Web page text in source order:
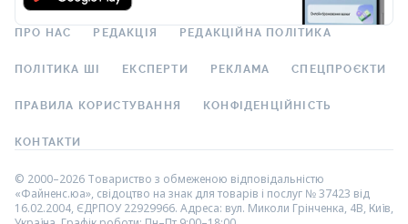
ПРО НАС РЕДАКЦІЯ РЕДАКЦІЙНА ПОЛІТИКА
ПОЛІТИКА ШІ ЕКСПЕРТИ РЕКЛАМА СПЕЦПРОЄКТИ
ПРАВИЛА КОРИСТУВАННЯ КОНФІДЕНЦІЙНІСТЬ
КОНТАКТИ
© 2000–2026 Товариство з обмеженою відповідальністю
«Файненс.юа», свідоцтво на знак для товарів і послуг № 37423 від
16.02.2004, ЄДРПОУ 22929966. Адреса: вул. Миколи Грінченка, 4В, Київ,